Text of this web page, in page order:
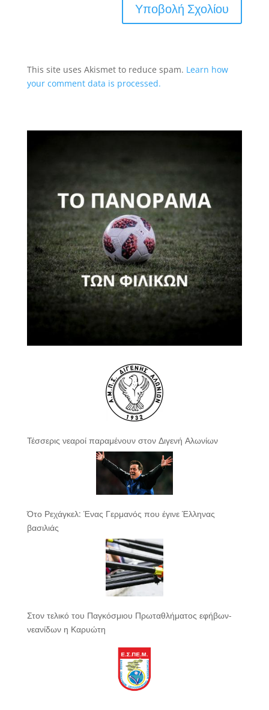
This site uses Akismet to reduce spam. Learn how
your comment data is processed.
Τέσσερις νεαροί παραμένουν στον Διγενή Αλωνίων
Ότο Ρεχάγκελ: Ένας Γερμανός που έγινε Έλληνας
βασιλιάς
Στον τελικό του Παγκόσμιου Πρωταθλήματος εφήβων-
νεανίδων η Καρυώτη